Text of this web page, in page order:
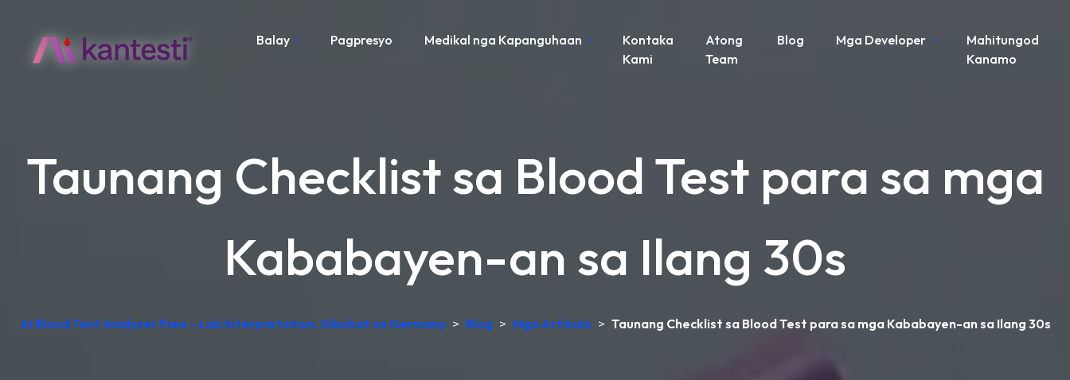
Balay Pagpresyo Medikal nga Kapanguhaan
Kontaka
Kami
Atong
Team
Blog Mga Developer
Mahitungod
Kanamo
Taunang Checklist sa Blood Test para sa mga
Kababayen-an sa Ilang 30s
AI Blood Test Analyzer Free – Lab Interpretation, Gibuhat sa Germany > Blog > Mga Artikulo > Taunang Checklist sa Blood Test para sa mga Kababayen-an sa Ilang 30s